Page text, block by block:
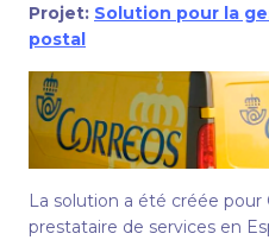
Projet: Solution pour la
postal
La solution a été créée pour
prestataire de services en